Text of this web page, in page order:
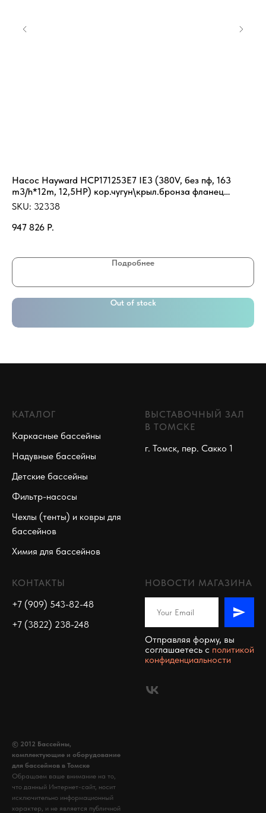
Насос Hayward HCP171253E7 IE3 (380V, без пф, 163
m3/h*12m, 12,5HP) кор.чугун\крыл.бронза фланец
125\100
SKU: 32338
947 826 Р.
Подробнее
Out of stock
КАТАЛОГ
Каркасные бассейны
Надувные бассейны
Детские бассейны
Фильтр-насосы
Чехлы (тенты) и ковры для
бассейнов
Химия для бассейнов
ВЫСТАВОЧНЫЙ ЗАЛ
В ТОМСКЕ
г. Томск, пер. Сакко 1
КОНТАКТЫ
+7 (909) 543-82-48
+7 (3822) 238-248
НОВОСТИ МАГАЗИНА
Отправляя форму, вы
соглашаетесь c политикой
конфиденциальности
© 2012 Бассейны,
комплектующие и оборудование
для бассейнов в Томске
Обращаем ваше внимание на то,
что данный Интернет-сайт, носит
исключительно информационный
характер, и не является публичной